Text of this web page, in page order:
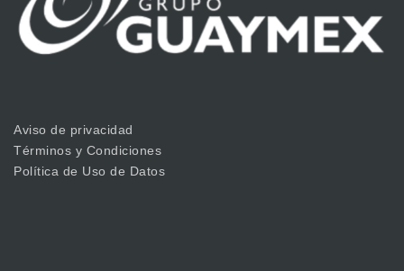
Aviso de privacidad
Términos y Condiciones
Política de Uso de Datos